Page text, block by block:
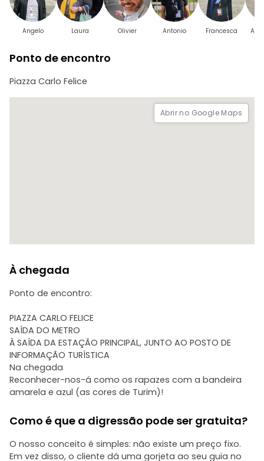
Angelo Laura Olivier Antonio Francesca
Ponto de encontro
Piazza Carlo Felice
Abrir no Google Maps
À chegada
Ponto de encontro:
PIAZZA CARLO FELICE
SAÍDA DO METRO
À SAÍDA DA ESTAÇÃO PRINCIPAL, JUNTO AO POSTO DE
INFORMAÇÃO TURÍSTICA
Na chegada
Reconhecer-nos-á como os rapazes com a bandeira
amarela e azul (as cores de Turim)!
Como é que a digressão pode ser gratuita?
O nosso conceito é simples: não existe um preço fixo.
Em vez disso, o cliente dá uma gorjeta ao seu guia no